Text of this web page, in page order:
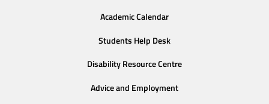
Academic Calendar
Students Help Desk
Disability Resource Centre
Advice and Employment